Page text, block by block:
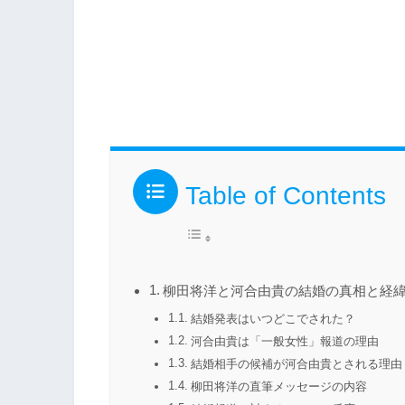
Table of Contents
柳田将洋と河合由貴の結婚の真相と経
結婚発表はいつどこでされた？
河合由貴は「一般女性」報道の理由
結婚相手の候補が河合由貴とされる理由
柳田将洋の直筆メッセージの内容